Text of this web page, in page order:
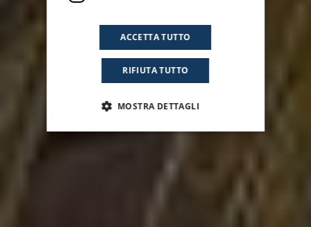
ACCETTA TUTTO
RIFIUTA TUTTO
MOSTRA DETTAGLI